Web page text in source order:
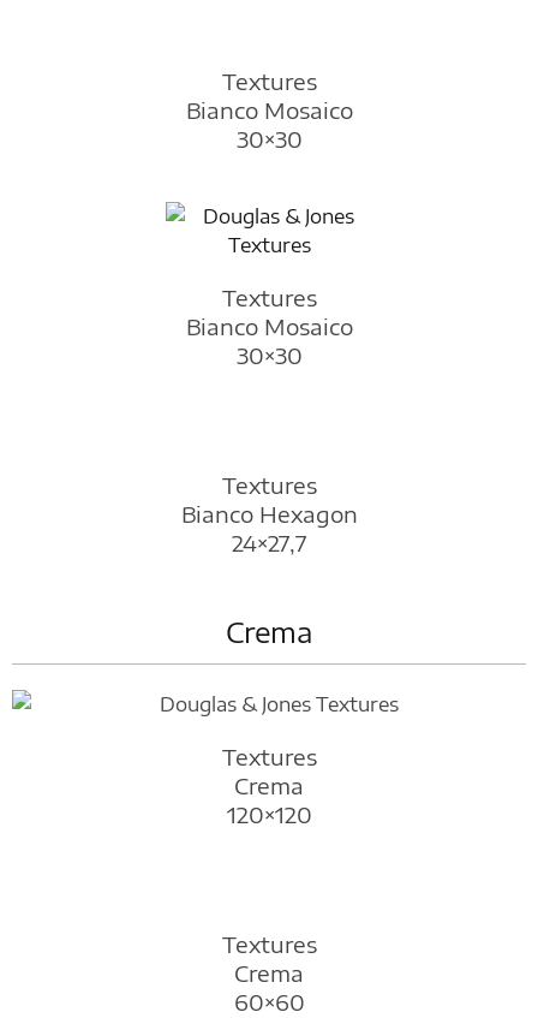
Textures
Bianco Mosaico
30×30
Textures
Bianco Mosaico
30×30
Textures
Bianco Hexagon
24×27,7
Crema
Textures
Crema
120×120
Textures
Crema
60×60